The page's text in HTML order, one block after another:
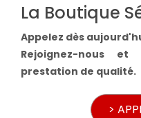
La Boutique
Appelez dès
Rejoignez-nous
prestation de qualité.
>